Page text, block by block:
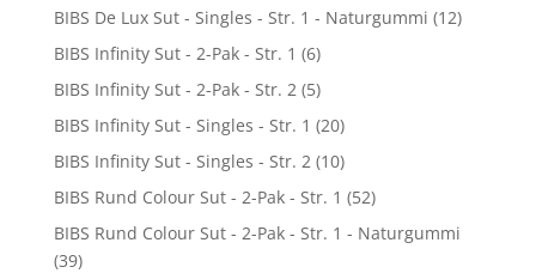
BIBS De Lux Sut - Singles - Str. 1 - Naturgummi (12)
BIBS Infinity Sut - 2-Pak - Str. 1 (6)
BIBS Infinity Sut - 2-Pak - Str. 2 (5)
BIBS Infinity Sut - Singles - Str. 1 (20)
BIBS Infinity Sut - Singles - Str. 2 (10)
BIBS Rund Colour Sut - 2-Pak - Str. 1 (52)
BIBS Rund Colour Sut - 2-Pak - Str. 1 - Naturgummi
(39)